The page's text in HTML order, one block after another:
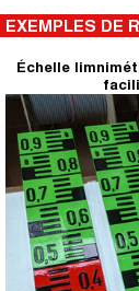
EXEMPLES DE
Échelle